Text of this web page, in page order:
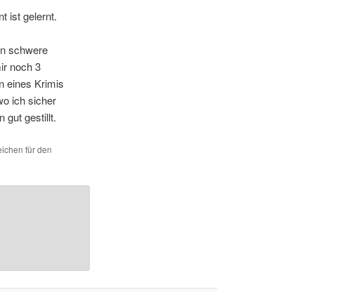
ist gelernt.
schwere
noch 3
eines Krimis
ich sicher
gut gestillt.
für den